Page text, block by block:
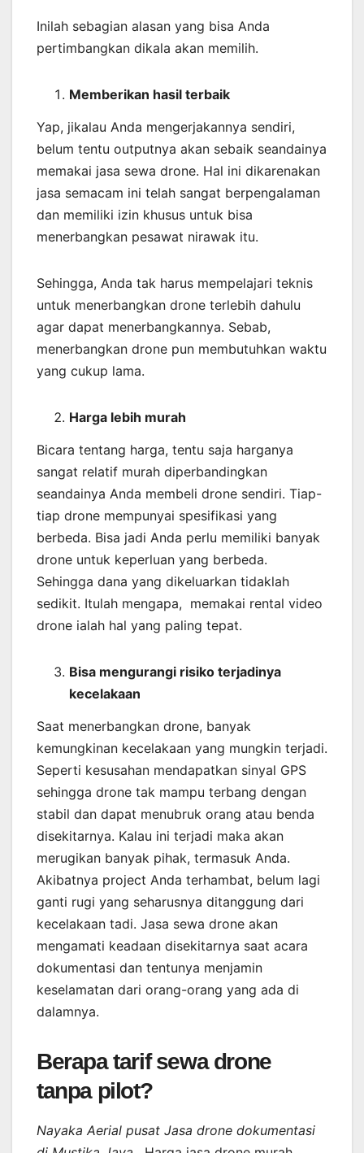
Inilah sebagian alasan yang bisa Anda
pertimbangkan dikala akan memilih.
Memberikan hasil terbaik
Yap, jikalau Anda mengerjakannya sendiri,
belum tentu outputnya akan sebaik seandainya
memakai jasa sewa drone. Hal ini dikarenakan
jasa semacam ini telah sangat berpengalaman
dan memiliki izin khusus untuk bisa
menerbangkan pesawat nirawak itu.
Sehingga, Anda tak harus mempelajari teknis
untuk menerbangkan drone terlebih dahulu
agar dapat menerbangkannya. Sebab,
menerbangkan drone pun membutuhkan waktu
yang cukup lama.
Harga lebih murah
Bicara tentang harga, tentu saja harganya
sangat relatif murah diperbandingkan
seandainya Anda membeli drone sendiri. Tiap-
tiap drone mempunyai spesifikasi yang
berbeda. Bisa jadi Anda perlu memiliki banyak
drone untuk keperluan yang berbeda.
Sehingga dana yang dikeluarkan tidaklah
sedikit. Itulah mengapa, memakai rental video
drone ialah hal yang paling tepat.
Bisa mengurangi risiko terjadinya
kecelakaan
Saat menerbangkan drone, banyak
kemungkinan kecelakaan yang mungkin terjadi.
Seperti kesusahan mendapatkan sinyal GPS
sehingga drone tak mampu terbang dengan
stabil dan dapat menubruk orang atau benda
disekitarnya. Kalau ini terjadi maka akan
merugikan banyak pihak, termasuk Anda.
Akibatnya project Anda terhambat, belum lagi
ganti rugi yang seharusnya ditanggung dari
kecelakaan tadi. Jasa sewa drone akan
mengamati keadaan disekitarnya saat acara
dokumentasi dan tentunya menjamin
keselamatan dari orang-orang yang ada di
dalamnya.
Berapa tarif sewa drone
tanpa pilot?
Nayaka Aerial pusat Jasa drone dokumentasi